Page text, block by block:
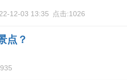
12-03 13:35 点击:1026
点？
935